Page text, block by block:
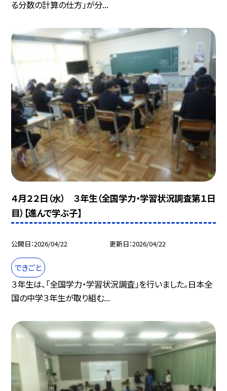
る分数の計算の仕方」が分...
４月２２日（水） ３年生（全国学力・学習状況調査第１日
目）【進んで学ぶ子】
公開日 2026/04/22 更新日 2026/04/22
できごと
３年生は、「全国学力・学習状況調査」を行いました。日本全
国の中学３年生が取り組む...